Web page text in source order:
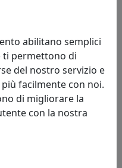
COD 29868
abilitano semplici
ti permettono di
del nostro servizio e
facilmente con noi.
di migliorare la
con la nostra